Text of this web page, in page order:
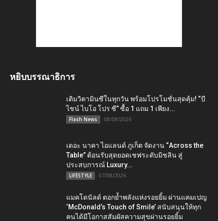
หยิบบรรณาธิการ
เติมวิตามินซีในทุกวัน พร้อมโปรโมชั่นสุดคุ้ม! “บี
ไชน์ ไบโอ โปร ซี” ซื้อ 1 แถม 1 เพียง...
Flash News 08/08/2026
เดอะ นาคา ไอแลนด์ ภูเก็ต จัดงาน “Across the
Table” ต้อนรับสุดยอดเชฟระดับมิชลิน สู่
ประสบการณ์ Luxury...
LIFESTYLE 07/08/2026
แมคโดนัลด์ ตอกย้ำพลังแห่งรอยยิ้ม ผ่านแคมเปญ
‘McDonald’s Touch of Smile’ สนับสนุนให้ทุก
คนได้มีโอกาสสัมผัสความสุขผ่านรอยยิ้ม